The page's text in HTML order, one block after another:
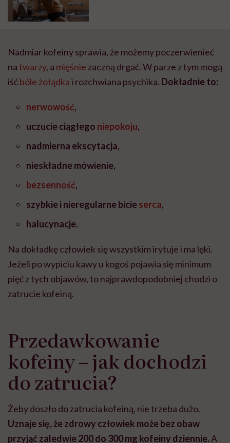
Nadmiar kofeiny sprawia, że możemy poczerwienieć
natwarzy, a mięśnie zaczną drgać. W parze z tym mogą
iśćbóle żołądkai rozchwiana psychika. Dokładnie to:
nerwowość,
uczucie ciągłego niepokoju,
nadmierna ekscytacja,
nieskładne mówienie,
bezsenność,
szybkie i nieregularne bicieserca,
halucynacje.
Na dokładkę człowiek się wszystkim irytuje i ma lęki.
Jeżeli po wypiciu kawy u kogoś pojawia się minimum
pięć z tych objawów, to najprawdopodobniej chodzi o
zatrucie kofeiną.
Przedawkowanie
kofeiny – jak dochodzi
do zatrucia?
Żeby doszło do zatrucia kofeiną, nie trzeba dużo.
Uznaje się, że zdrowy człowiek może bez obaw
przyjąć zaledwie 200 do 300 mg kofeiny dziennie.A